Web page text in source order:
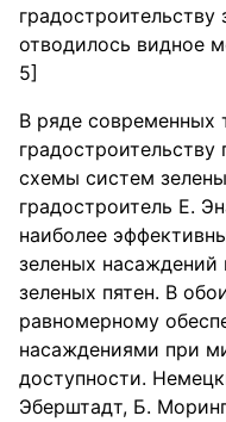
отводилось видное
5]
В ряде современных
схемы систем
градостроитель Е.
наиболее
зеленых насаждений
зеленых пятен. В
равномерному
насаждениями при
доступности.
Эберштадт, Б.